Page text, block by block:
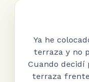
Ya he
terraza y no
Cuando decidí
terraza